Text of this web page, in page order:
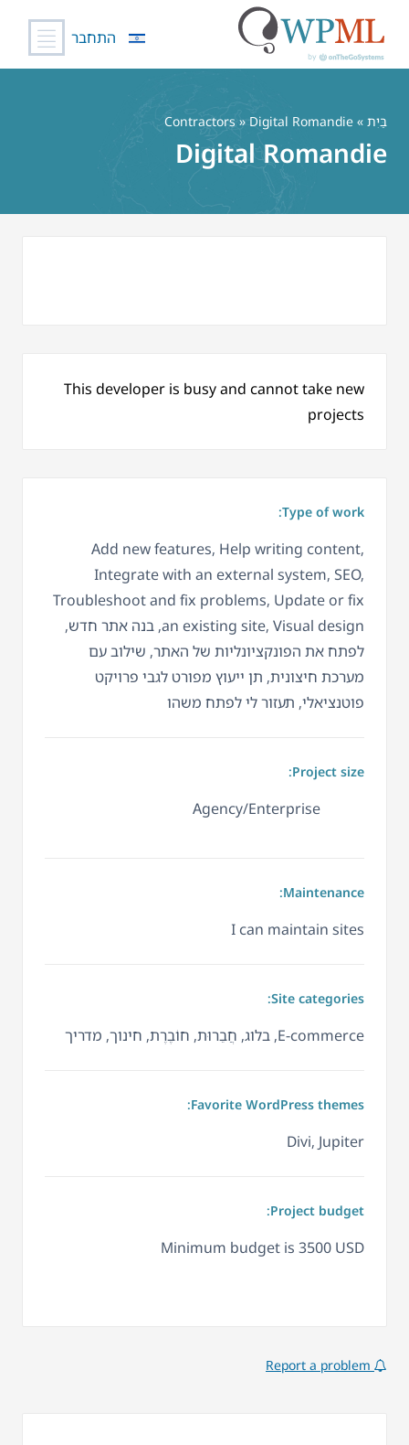
התחבר
בַּיִת »
Contractors » Digital Romandie
Digital Romandie
This developer is busy and cannot take new
projects
Type of work:
Add new features, Help writing content,
Integrate with an external system, SEO,
Troubleshoot and fix problems, Update or fix
an existing site, Visual design, בנה אתר חדש,
לפתח את הפונקציונליות של האתר, שילוב עם
מערכת חיצונית, תן ייעוץ מפורט לגבי פרויקט
פוטנציאלי, תעזור לי לפתח משהו
Project size:
Agency/Enterprise
Maintenance:
I can maintain sites
Site categories:
E-commerce, בלוג, חֲבֵרוּת, חוֹבֶרֶת, חינוך, מדריך
Favorite WordPress themes:
Divi, Jupiter
Project budget:
Minimum budget is 3500 USD